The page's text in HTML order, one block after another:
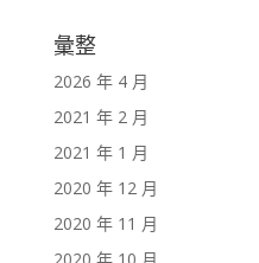
彙整
2026 年 4 月
2021 年 2 月
2021 年 1 月
2020 年 12 月
2020 年 11 月